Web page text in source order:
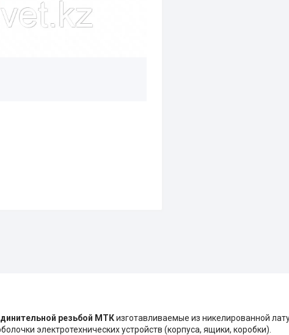
резьбой МТКизготавливаемые из никелированной
электротехнических устройств (корпуса, ящики, коробки).